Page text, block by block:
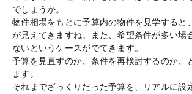
でしょうか。
物件相場をもとに予算内の物件を見学すると
が見えてきますね。また、希望条件が多い場
ないというケースがでてきます。
予算を見直すのか、条件を再検討するのか、
ます。
それまでざっくりだった予算を、リアルに設